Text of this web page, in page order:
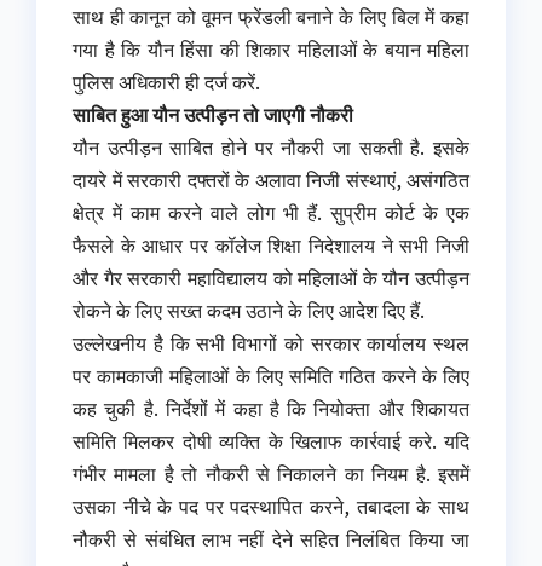
साथ ही कानून को वूमन फ्रेंडली बनाने के लिए बिल में कहा
गया है कि यौन हिंसा की शिकार महिलाओं के बयान महिला
पुलिस अधिकारी ही दर्ज करें.
साबित हुआ यौन उत्पीड़न तो जाएगी नौकरी
यौन उत्पीड़न साबित होने पर नौकरी जा सकती है. इसके
दायरे में सरकारी दफ्तरों के अलावा निजी संस्थाएं, असंगठित
क्षेत्र में काम करने वाले लोग भी हैं. सुप्रीम कोर्ट के एक
फैसले के आधार पर कॉलेज शिक्षा निदेशालय ने सभी निजी
और गैर सरकारी महाविद्यालय को महिलाओं के यौन उत्पीड़न
रोकने के लिए सख्त कदम उठाने के लिए आदेश दिए हैं.
उल्लेखनीय है कि सभी विभागों को सरकार कार्यालय स्थल
पर कामकाजी महिलाओं के लिए समिति गठित करने के लिए
कह चुकी है. निर्देशों में कहा है कि नियोक्ता और शिकायत
समिति मिलकर दोषी व्यक्ति के खिलाफ कार्रवाई करे. यदि
गंभीर मामला है तो नौकरी से निकालने का नियम है. इसमें
उसका नीचे के पद पर पदस्थापित करने, तबादला के साथ
नौकरी से संबंधित लाभ नहीं देने सहित निलंबित किया जा